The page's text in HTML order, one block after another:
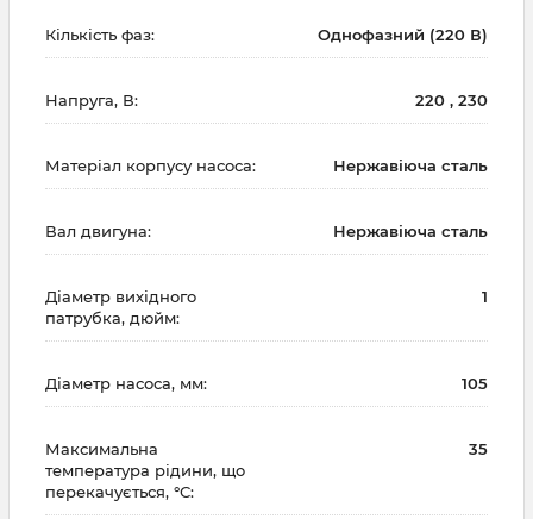
Кількість фаз: Однофазний (220 В)
Напруга, В: 220 , 230
Матеріал корпусу насоса: Нержавіюча сталь
Вал двигуна: Нержавіюча сталь
Діаметр вихідного
патрубка, дюйм:
1
Діаметр насоса, мм: 105
Максимальна
температура рідини, що
перекачується, °С:
35